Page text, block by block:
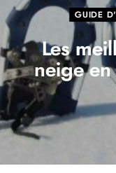
GUIDE
Les
neige en